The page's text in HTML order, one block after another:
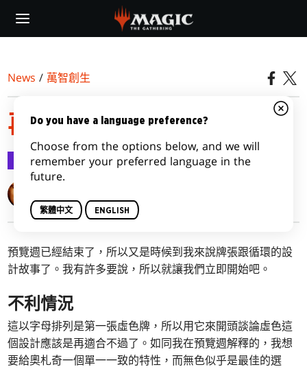
main
News / 萬智創生
再戰贊迪「卡」，第一部
萬智創生 2015-09-21
預覽週已經結束了，所以又是時候到我來說牌張跟循環的設
計故事了。我有許多要說，所以就讓我們立即開始吧。
不利情況
這以字母排列是第一張虛色牌，所以用它來開頭談論虛色這
個設計應該是再適合不過了。如同我在預覽週解釋的，我想
要給奧札奇一個單一一致的特性，而無色似乎是最佳的選
Do you have a language preference?
Choose from the options below, and we will
remember your preferred language in the
future.
繁體中文 ENGLISH